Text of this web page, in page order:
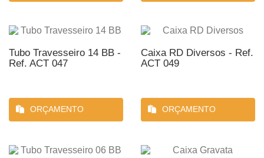
Tubo Travesseiro 14 BB -
Ref. ACT 047
ORÇAMENTO
Caixa RD Diversos - Ref.
ACT 049
ORÇAMENTO